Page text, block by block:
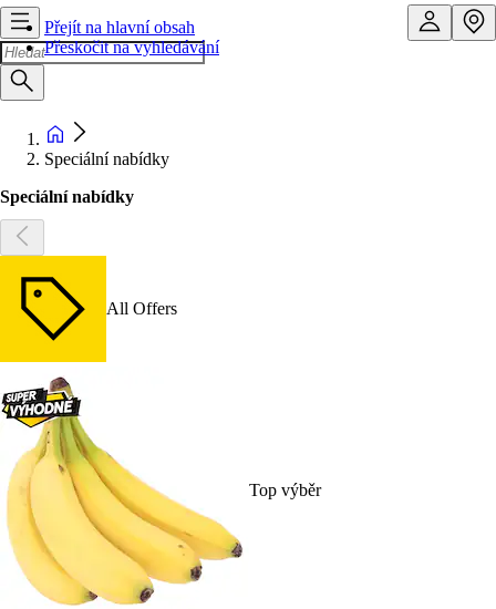
Přejít na hlavní obsah
Přeskočit na vyhledávání
Speciální nabídky
Speciální nabídky
All Offers
Top výběr